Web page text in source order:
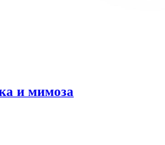
и мимоза